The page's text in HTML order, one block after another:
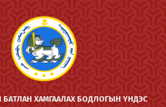
ХАМГААЛАХ БОДЛОГЫН ҮНДЭС